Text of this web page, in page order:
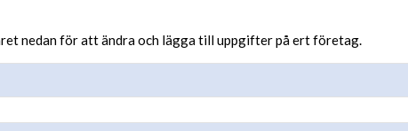
nedan för att ändra och lägga till uppgifter på ert företag.